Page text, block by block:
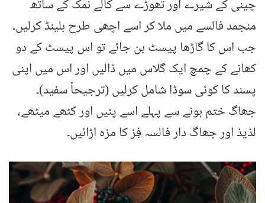
چینی کے شیرے اور تھوڑے سے کالے نمک کے ساتھ
منجمد فالسے میں ملا کر اسے اچھی طرح بلینڈ کرلیں۔
جب اس کا گاڑھا پیسٹ بن جائے تو اس پیسٹ کے دو
کھانے کے چمچ ایک گلاس میں ڈالیں اور اس میں اپنی
پسند کا کوئی سوڈا شامل کرلیں (ترجیحاً سفید)۔
جھاگ ختم ہونے سے پہلے اسے پئیں اور کٹھے میٹھے،
لذیذ اور جھاگ دار فالسہ فِز کا مزہ اڑائیں۔